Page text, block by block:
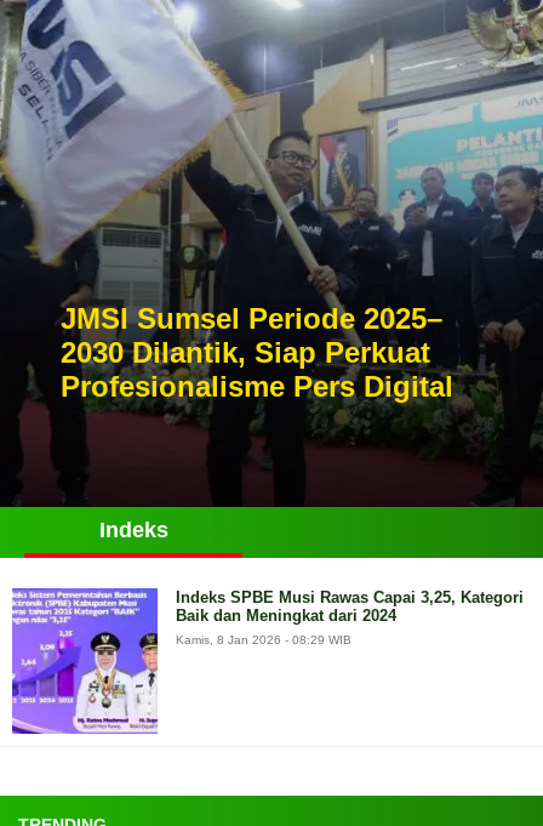
JMSI Sumsel Periode 2025–
2030 Dilantik, Siap Perkuat
Profesionalisme Pers Digital
Indeks
Indeks SPBE Musi Rawas Capai 3,25, Kategori
Baik dan Meningkat dari 2024
Kamis, 8 Jan 2026 - 08:29 WIB